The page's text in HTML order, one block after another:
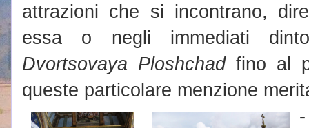
attrazioni che si incontrano,
essa o negli immediati
Dvortsovaya Ploshchadfino al
queste particolare menzione